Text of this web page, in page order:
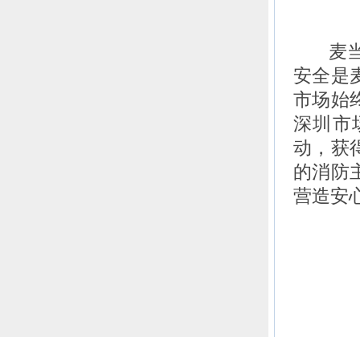
麦当
安全是
市场始
深圳市
动，获
的消防
营造安